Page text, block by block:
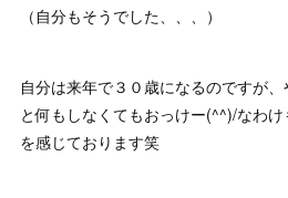
（自分もそうでした、、、）
自分は来年で３０歳になるのですが
と何もしなくてもおっけー(^^)/なわ
を感じております笑